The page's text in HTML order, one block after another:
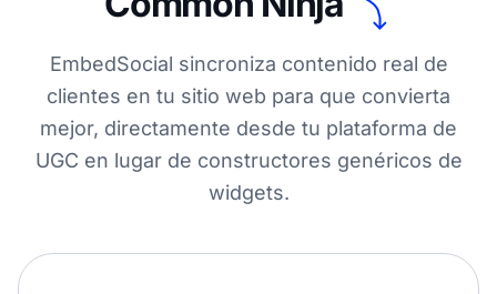
EmbedSocial sincroniza contenido real de
clientes en tu sitio web para que convierta
mejor, directamente desde tu plataforma de
UGC en lugar de constructores genéricos de
widgets.